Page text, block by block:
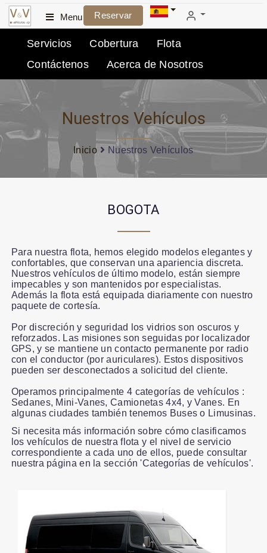
Menu Reservar
Servicios Cobertura
Flota
Contáctenos
Acerca de Nosotros
Nuestros Vehículos
Inicio Nuestros Vehículos
BOGOTA
Para nuestra flota, hemos elegido modelos elegantes y
confortables, que conservan una apariencia discreta.
Nuestros vehículos de último modelo, están siempre
impecables y son mantenidos por especialistas.
Además la flota está equipada diariamente con nuestro
paquete de cortesía.
Por discreción y seguridad los vidrios son oscuros y
reforzados. Las misiones son seguidas por localizador
GPS, y se mantiene un contacto permanente por radio
con el conductor (por auriculares). Estos dispositivos
pueden ser desconectados a solicitud del cliente.
Operamos principalmente 4 categorías de vehículos :
Sedanes, Mini-Vanes, Camionetas 4x4, y Vanes. En
algunas ciudades también tenemos Buses o Limusinas.
Si necesita más información sobre cómo clasificamos
los vehículos de nuestra flota y el nivel de servicio
correspondiente a cada uno de ellos, puede consultar
nuestra página en la sección 'Categorías de vehículos'.